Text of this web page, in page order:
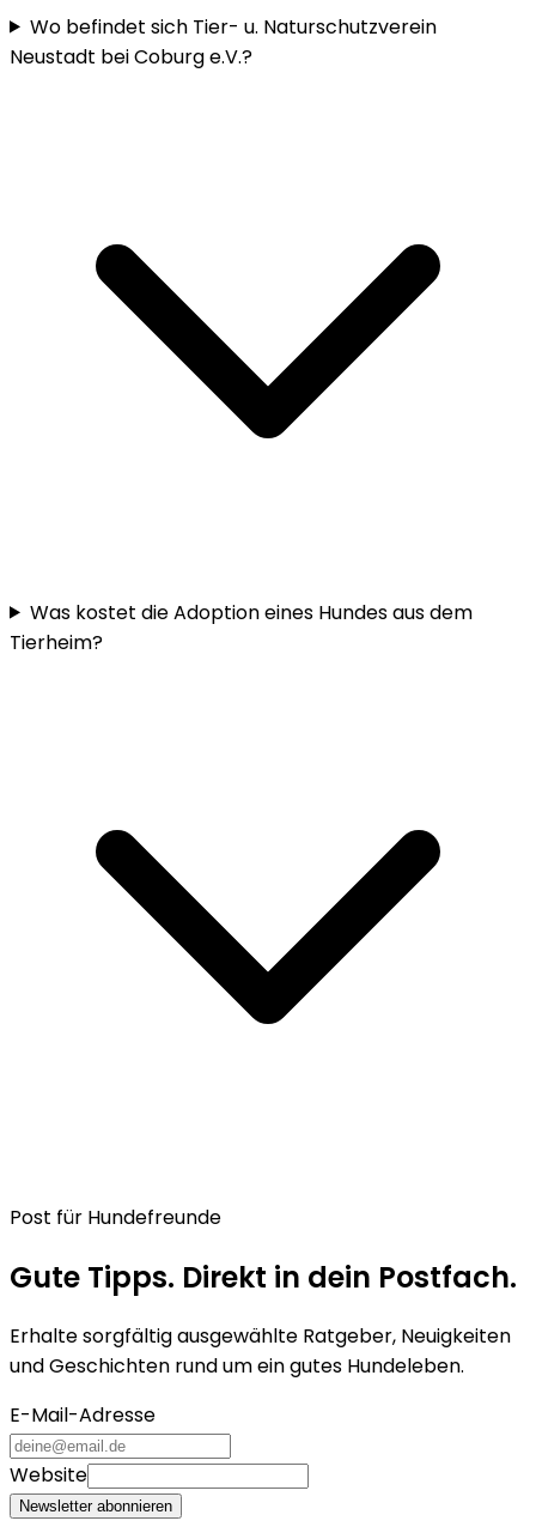
Wo befindet sich Tier- u. Naturschutzverein
Neustadt bei Coburg e.V.?
Was kostet die Adoption eines Hundes aus dem
Tierheim?
Post für Hundefreunde
Gute Tipps. Direkt in dein Postfach.
Erhalte sorgfältig ausgewählte Ratgeber, Neuigkeiten
und Geschichten rund um ein gutes Hundeleben.
E-Mail-Adresse
Website
Newsletter abonnieren